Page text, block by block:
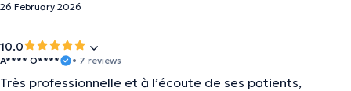
26 February 2026
10.0
A**** O**** • 7 reviews
Très professionnelle et à l’écoute de ses patients,